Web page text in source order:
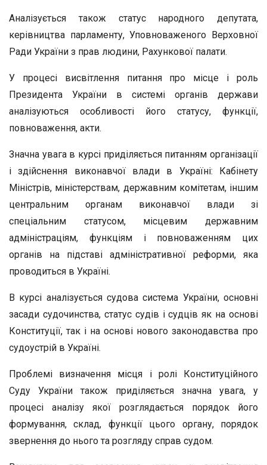
Аналізується також статус народного депутата,
керівництва парламенту, Уповноваженого Верховної
Ради України з прав людини, Рахункової палати.
У процесі висвітлення питання про місце і роль
Президента України в системі органів держави
аналізуються особливості його статусу, функції,
повноваження, акти.
Значна увага в курсі приділяється питанням організації
і здійснення виконавчої влади в Україні: Кабінету
Міністрів, міністерствам, державним комітетам, іншим
центральним органам виконавчої влади зі
спеціальним статусом, місцевим державним
адміністраціям, функціям і повноваженням цих
органів на підставі адміністративної реформи, яка
проводиться в Україні.
В курсі аналізується судова система України, основні
засади судочинства, статус судів і судців як на основі
Конституції, так і на основі нового законодавства про
судоустрій в Україні.
Проблемі визначення місця і ролі Конституційного
Суду України також приділяється значна увага, у
процесі аналізу якої розглядається порядок його
формування, склад, функції цього органу, порядок
звернення до нього та розгляду справ судом.